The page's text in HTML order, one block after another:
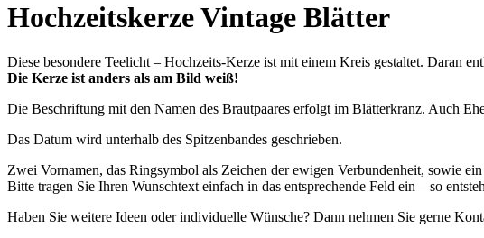
Hochzeitskerze Vintage Blätter
Diese besondere Teelicht – Hochzeits-Kerze ist mit einem Kreis gestaltet. Daran
Die Kerze ist anders als am Bild weiß!
Die Beschriftung mit den Namen des Brautpaares erfolgt im Blätterkranz. Auch
Das Datum wird unterhalb des Spitzenbandes geschrieben.
Zwei Vornamen, das Ringsymbol als Zeichen der ewigen Verbundenheit, sowie
Bitte tragen Sie Ihren Wunschtext einfach in das entsprechende Feld ein – so
Haben Sie weitere Ideen oder individuelle Wünsche? Dann nehmen Sie gerne